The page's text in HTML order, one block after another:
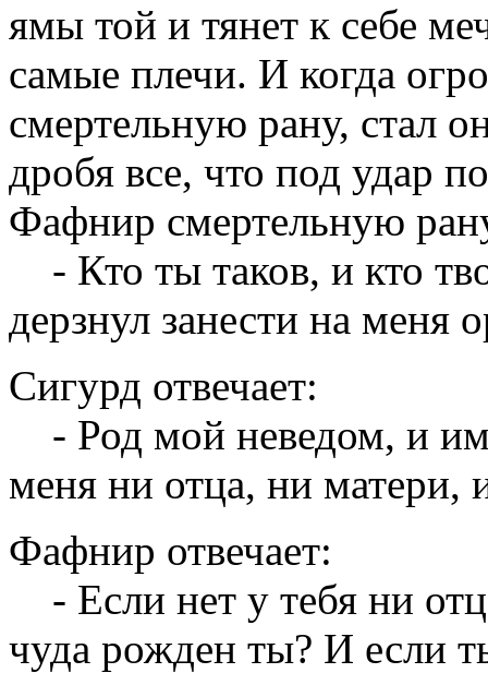
ямы той и тянет к себе
самые плечи. И когда
смертельную рану, стал
дробя все, что под удар
Фафнир смертельную
- Кто ты таков, и кто
дерзнул занести на меня
Сигурд отвечает:
- Род мой неведом, и
меня ни отца, ни матери,
Фафнир отвечает:
- Если нет у тебя ни
чуда рожден ты? И если